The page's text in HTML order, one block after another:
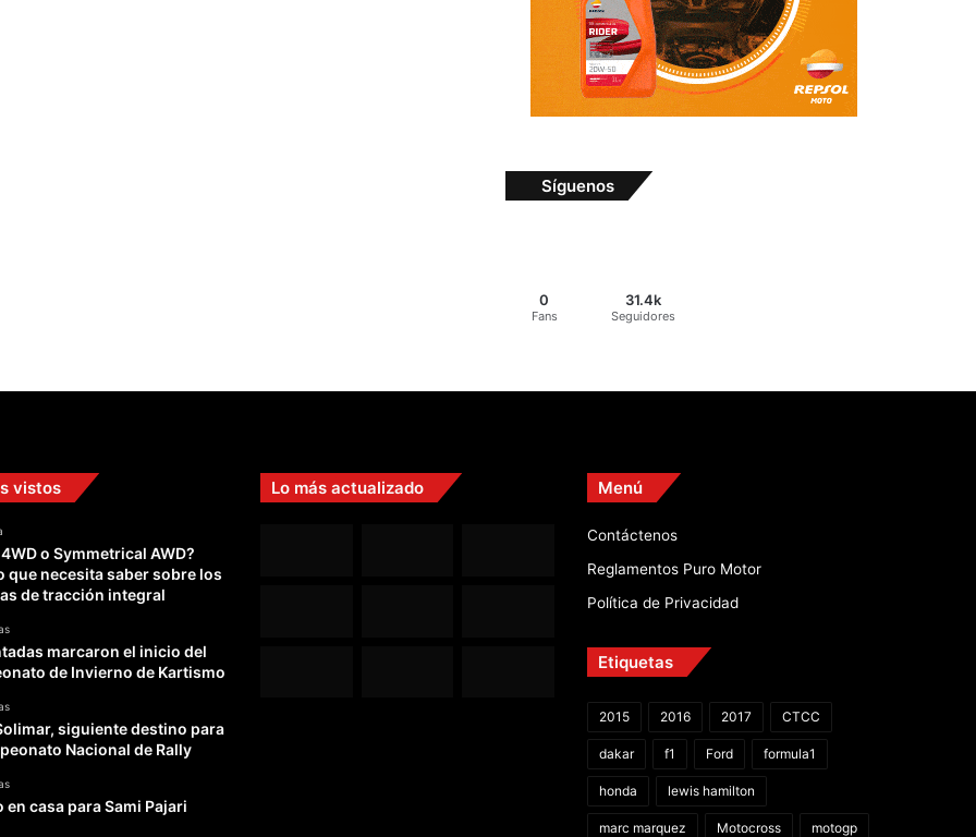
Síguenos
0
Fans
31.4k
Seguidores
vistos
4WD o Symmetrical AWD?
que necesita saber sobre los
de tracción integral
marcaron el inicio del
de Invierno de Kartismo
siguiente destino para
Nacional de Rally
en casa para Sami Pajari
Lo más actualizado Menú
Contáctenos
Reglamentos Puro Motor
Política de Privacidad
Etiquetas
2015 2016 2017 CTCC
dakar f1 Ford formula1
honda lewis hamilton
marc marquez Motocross motogp